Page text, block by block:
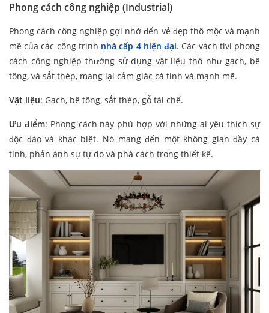
Phong cách công nghiệp (Industrial)
Phong cách công nghiệp gợi nhớ đến vẻ đẹp thô mộc và mạnh
mẽ của các công trình nhà cấp 4 hiện đại. Các vách tivi phong
cách công nghiệp thường sử dụng vật liệu thô như gạch, bê
tông, và sắt thép, mang lại cảm giác cá tính và mạnh mẽ.
Vật liệu: Gạch, bê tông, sắt thép, gỗ tái chế.
Ưu điểm: Phong cách này phù hợp với những ai yêu thích sự
độc đáo và khác biệt. Nó mang đến một không gian đầy cá
tính, phản ánh sự tự do và phá cách trong thiết kế.